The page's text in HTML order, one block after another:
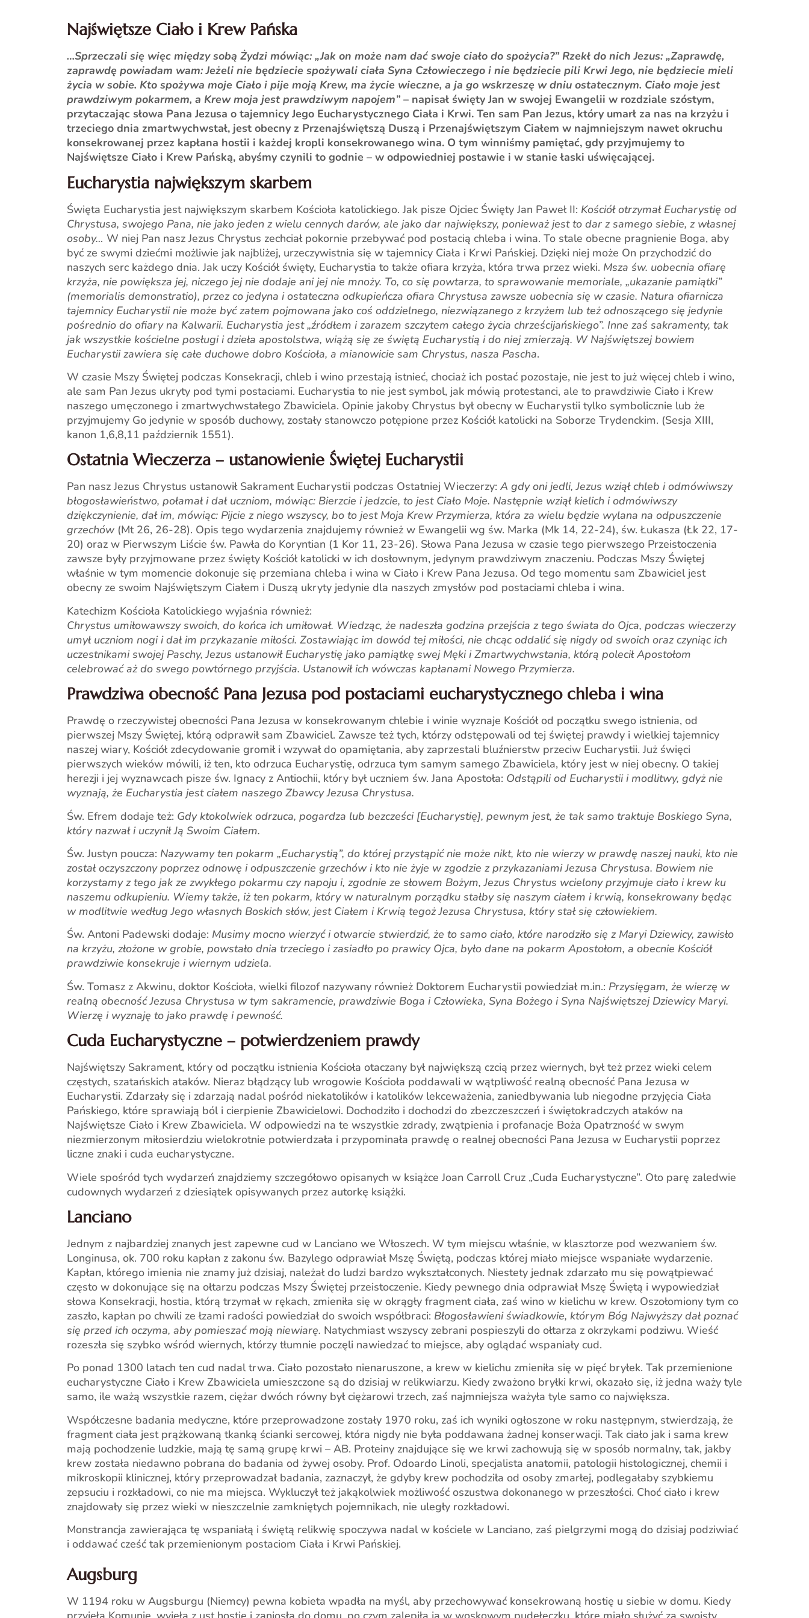
Najświętsze Ciało i Krew Pańska
…Sprzeczali się więc między sobą Żydzi mówiąc: „Jak on może nam dać swoje ciało do spożycia?” Rzekł do nich Jezus: „Zaprawdę,
zaprawdę powiadam wam: Jeżeli nie będziecie spożywali ciała Syna Człowieczego i nie będziecie pili Krwi Jego, nie będziecie mieli
życia w sobie. Kto spożywa moje Ciało i pije moją Krew, ma życie wieczne, a ja go wskrzeszę w dniu ostatecznym. Ciało moje jest
prawdziwym pokarmem, a Krew moja jest prawdziwym napojem” – napisał święty Jan w swojej Ewangelii w rozdziale szóstym,
przytaczając słowa Pana Jezusa o tajemnicy Jego Eucharystycznego Ciała i Krwi. Ten sam Pan Jezus, który umarł za nas na krzyżu i
trzeciego dnia zmartwychwstał, jest obecny z Przenajświętszą Duszą i Przenajświętszym Ciałem w najmniejszym nawet okruchu
konsekrowanej przez kapłana hostii i każdej kropli konsekrowanego wina. O tym winniśmy pamiętać, gdy przyjmujemy to
Najświętsze Ciało i Krew Pańską, abyśmy czynili to godnie – w odpowiedniej postawie i w stanie łaski uświęcającej.
Eucharystia największym skarbem
Święta Eucharystia jest największym skarbem Kościoła katolickiego. Jak pisze Ojciec Święty Jan Paweł II: Kościół otrzymał Eucharystię od
Chrystusa, swojego Pana, nie jako jeden z wielu cennych darów, ale jako dar największy, ponieważ jest to dar z samego siebie, z własnej
osoby… W niej Pan nasz Jezus Chrystus zechciał pokornie przebywać pod postacią chleba i wina. To stale obecne pragnienie Boga, aby
być ze swymi dziećmi możliwie jak najbliżej, urzeczywistnia się w tajemnicy Ciała i Krwi Pańskiej. Dzięki niej może On przychodzić do
naszych serc każdego dnia. Jak uczy Kościół święty, Eucharystia to także ofiara krzyża, która trwa przez wieki. Msza św. uobecnia ofiarę
krzyża, nie powiększa jej, niczego jej nie dodaje ani jej nie mnoży. To, co się powtarza, to sprawowanie memoriale, „ukazanie pamiątki”
(memorialis demonstratio), przez co jedyna i ostateczna odkupieńcza ofiara Chrystusa zawsze uobecnia się w czasie. Natura ofiarnicza
tajemnicy Eucharystii nie może być zatem pojmowana jako coś oddzielnego, niezwiązanego z krzyżem lub też odnoszącego się jedynie
pośrednio do ofiary na Kalwarii. Eucharystia jest „źródłem i zarazem szczytem całego życia chrześcijańskiego”. Inne zaś sakramenty, tak
jak wszystkie kościelne posługi i dzieła apostolstwa, wiążą się ze świętą Eucharystią i do niej zmierzają. W Najświętszej bowiem
Eucharystii zawiera się całe duchowe dobro Kościoła, a mianowicie sam Chrystus, nasza Pascha.
W czasie Mszy Świętej podczas Konsekracji, chleb i wino przestają istnieć, chociaż ich postać pozostaje, nie jest to już więcej chleb i wino,
ale sam Pan Jezus ukryty pod tymi postaciami. Eucharystia to nie jest symbol, jak mówią protestanci, ale to prawdziwie Ciało i Krew
naszego umęczonego i zmartwychwstałego Zbawiciela. Opinie jakoby Chrystus był obecny w Eucharystii tylko symbolicznie lub że
przyjmujemy Go jedynie w sposób duchowy, zostały stanowczo potępione przez Kościół katolicki na Soborze Trydenckim. (Sesja XIII,
kanon 1,6,8,11 październik 1551).
Ostatnia Wieczerza – ustanowienie Świętej Eucharystii
Pan nasz Jezus Chrystus ustanowił Sakrament Eucharystii podczas Ostatniej Wieczerzy: A gdy oni jedli, Jezus wziął chleb i odmówiwszy
błogosławieństwo, połamał i dał uczniom, mówiąc: Bierzcie i jedzcie, to jest Ciało Moje. Następnie wziął kielich i odmówiwszy
dziękczynienie, dał im, mówiąc: Pijcie z niego wszyscy, bo to jest Moja Krew Przymierza, która za wielu będzie wylana na odpuszczenie
grzechów (Mt 26, 26-28). Opis tego wydarzenia znajdujemy również w Ewangelii wg św. Marka (Mk 14, 22-24), św. Łukasza (Łk 22, 17-
20) oraz w Pierwszym Liście św. Pawła do Koryntian (1 Kor 11, 23-26). Słowa Pana Jezusa w czasie tego pierwszego Przeistoczenia
zawsze były przyjmowane przez święty Kościół katolicki w ich dosłownym, jedynym prawdziwym znaczeniu. Podczas Mszy Świętej
właśnie w tym momencie dokonuje się przemiana chleba i wina w Ciało i Krew Pana Jezusa. Od tego momentu sam Zbawiciel jest
obecny ze swoim Najświętszym Ciałem i Duszą ukryty jedynie dla naszych zmysłów pod postaciami chleba i wina.
Katechizm Kościoła Katolickiego wyjaśnia również:
Chrystus umiłowawszy swoich, do końca ich umiłował. Wiedząc, że nadeszła godzina przejścia z tego świata do Ojca, podczas wieczerzy
umył uczniom nogi i dał im przykazanie miłości. Zostawiając im dowód tej miłości, nie chcąc oddalić się nigdy od swoich oraz czyniąc ich
uczestnikami swojej Paschy, Jezus ustanowił Eucharystię jako pamiątkę swej Męki i Zmartwychwstania, którą polecił Apostołom
celebrować aż do swego powtórnego przyjścia. Ustanowił ich wówczas kapłanami Nowego Przymierza.
Prawdziwa obecność Pana Jezusa pod postaciami eucharystycznego chleba i wina
Prawdę o rzeczywistej obecności Pana Jezusa w konsekrowanym chlebie i winie wyznaje Kościół od początku swego istnienia, od
pierwszej Mszy Świętej, którą odprawił sam Zbawiciel. Zawsze też tych, którzy odstępowali od tej świętej prawdy i wielkiej tajemnicy
naszej wiary, Kościół zdecydowanie gromił i wzywał do opamiętania, aby zaprzestali bluźnierstw przeciw Eucharystii. Już święci
pierwszych wieków mówili, iż ten, kto odrzuca Eucharystię, odrzuca tym samym samego Zbawiciela, który jest w niej obecny. O takiej
herezji i jej wyznawcach pisze św. Ignacy z Antiochii, który był uczniem św. Jana Apostoła: Odstąpili od Eucharystii i modlitwy, gdyż nie
wyznają, że Eucharystia jest ciałem naszego Zbawcy Jezusa Chrystusa.
Św. Efrem dodaje też: Gdy ktokolwiek odrzuca, pogardza lub bezcześci [Eucharystię], pewnym jest, że tak samo traktuje Boskiego Syna,
który nazwał i uczynił Ją Swoim Ciałem.
Św. Justyn poucza: Nazywamy ten pokarm „Eucharystią”, do której przystąpić nie może nikt, kto nie wierzy w prawdę naszej nauki, kto nie
został oczyszczony poprzez odnowę i odpuszczenie grzechów i kto nie żyje w zgodzie z przykazaniami Jezusa Chrystusa. Bowiem nie
korzystamy z tego jak ze zwykłego pokarmu czy napoju i, zgodnie ze słowem Bożym, Jezus Chrystus wcielony przyjmuje ciało i krew ku
naszemu odkupieniu. Wiemy także, iż ten pokarm, który w naturalnym porządku stałby się naszym ciałem i krwią, konsekrowany będąc
w modlitwie według Jego własnych Boskich słów, jest Ciałem i Krwią tegoż Jezusa Chrystusa, który stał się człowiekiem.
Św. Antoni Padewski dodaje: Musimy mocno wierzyć i otwarcie stwierdzić, że to samo ciało, które narodziło się z Maryi Dziewicy, zawisło
na krzyżu, złożone w grobie, powstało dnia trzeciego i zasiadło po prawicy Ojca, było dane na pokarm Apostołom, a obecnie Kościół
prawdziwie konsekruje i wiernym udziela.
Św. Tomasz z Akwinu, doktor Kościoła, wielki filozof nazywany również Doktorem Eucharystii powiedział m.in.: Przysięgam, że wierzę w
realną obecność Jezusa Chrystusa w tym sakramencie, prawdziwie Boga i Człowieka, Syna Bożego i Syna Najświętszej Dziewicy Maryi.
Wierzę i wyznaję to jako prawdę i pewność.
Cuda Eucharystyczne – potwierdzeniem prawdy
Najświętszy Sakrament, który od początku istnienia Kościoła otaczany był największą czcią przez wiernych, był też przez wieki celem
częstych, szatańskich ataków. Nieraz błądzący lub wrogowie Kościoła poddawali w wątpliwość realną obecność Pana Jezusa w
Eucharystii. Zdarzały się i zdarzają nadal pośród niekatolików i katolików lekceważenia, zaniedbywania lub niegodne przyjęcia Ciała
Pańskiego, które sprawiają ból i cierpienie Zbawicielowi. Dochodziło i dochodzi do zbezczeszczeń i świętokradczych ataków na
Najświętsze Ciało i Krew Zbawiciela. W odpowiedzi na te wszystkie zdrady, zwątpienia i profanacje Boża Opatrzność w swym
niezmierzonym miłosierdziu wielokrotnie potwierdzała i przypominała prawdę o realnej obecności Pana Jezusa w Eucharystii poprzez
liczne znaki i cuda eucharystyczne.
Wiele spośród tych wydarzeń znajdziemy szczegółowo opisanych w książce Joan Carroll Cruz „Cuda Eucharystyczne”. Oto parę zaledwie
cudownych wydarzeń z dziesiątek opisywanych przez autorkę książki.
Lanciano
Jednym z najbardziej znanych jest zapewne cud w Lanciano we Włoszech. W tym miejscu właśnie, w klasztorze pod wezwaniem św.
Longinusa, ok. 700 roku kapłan z zakonu św. Bazylego odprawiał Mszę Świętą, podczas której miało miejsce wspaniałe wydarzenie.
Kapłan, którego imienia nie znamy już dzisiaj, należał do ludzi bardzo wykształconych. Niestety jednak zdarzało mu się powątpiewać
często w dokonujące się na ołtarzu podczas Mszy Świętej przeistoczenie. Kiedy pewnego dnia odprawiał Mszę Świętą i wypowiedział
słowa Konsekracji, hostia, którą trzymał w rękach, zmieniła się w okrągły fragment ciała, zaś wino w kielichu w krew. Oszołomiony tym co
zaszło, kapłan po chwili ze łzami radości powiedział do swoich współbraci: Błogosławieni świadkowie, którym Bóg Najwyższy dał poznać
się przed ich oczyma, aby pomieszać moją niewiarę. Natychmiast wszyscy zebrani pospieszyli do ołtarza z okrzykami podziwu. Wieść
rozeszła się szybko wśród wiernych, którzy tłumnie poczęli nawiedzać to miejsce, aby oglądać wspaniały cud.
Po ponad 1300 latach ten cud nadal trwa. Ciało pozostało nienaruszone, a krew w kielichu zmieniła się w pięć bryłek. Tak przemienione
eucharystyczne Ciało i Krew Zbawiciela umieszczone są do dzisiaj w relikwiarzu. Kiedy zważono bryłki krwi, okazało się, iż jedna waży tyle
samo, ile ważą wszystkie razem, ciężar dwóch równy był ciężarowi trzech, zaś najmniejsza ważyła tyle samo co największa.
Współczesne badania medyczne, które przeprowadzone zostały 1970 roku, zaś ich wyniki ogłoszone w roku następnym, stwierdzają, że
fragment ciała jest prążkowaną tkanką ścianki sercowej, która nigdy nie była poddawana żadnej konserwacji. Tak ciało jak i sama krew
mają pochodzenie ludzkie, mają tę samą grupę krwi – AB. Proteiny znajdujące się we krwi zachowują się w sposób normalny, tak, jakby
krew została niedawno pobrana do badania od żywej osoby. Prof. Odoardo Linoli, specjalista anatomii, patologii histologicznej, chemii i
mikroskopii klinicznej, który przeprowadzał badania, zaznaczył, że gdyby krew pochodziła od osoby zmarłej, podlegałaby szybkiemu
zepsuciu i rozkładowi, co nie ma miejsca. Wykluczył też jakąkolwiek możliwość oszustwa dokonanego w przeszłości. Choć ciało i krew
znajdowały się przez wieki w nieszczelnie zamkniętych pojemnikach, nie uległy rozkładowi.
Monstrancja zawierająca tę wspaniałą i świętą relikwię spoczywa nadal w kościele w Lanciano, zaś pielgrzymi mogą do dzisiaj podziwiać
i oddawać cześć tak przemienionym postaciom Ciała i Krwi Pańskiej.
Augsburg
W 1194 roku w Augsburgu (Niemcy) pewna kobieta wpadła na myśl, aby przechowywać konsekrowaną hostię u siebie w domu. Kiedy